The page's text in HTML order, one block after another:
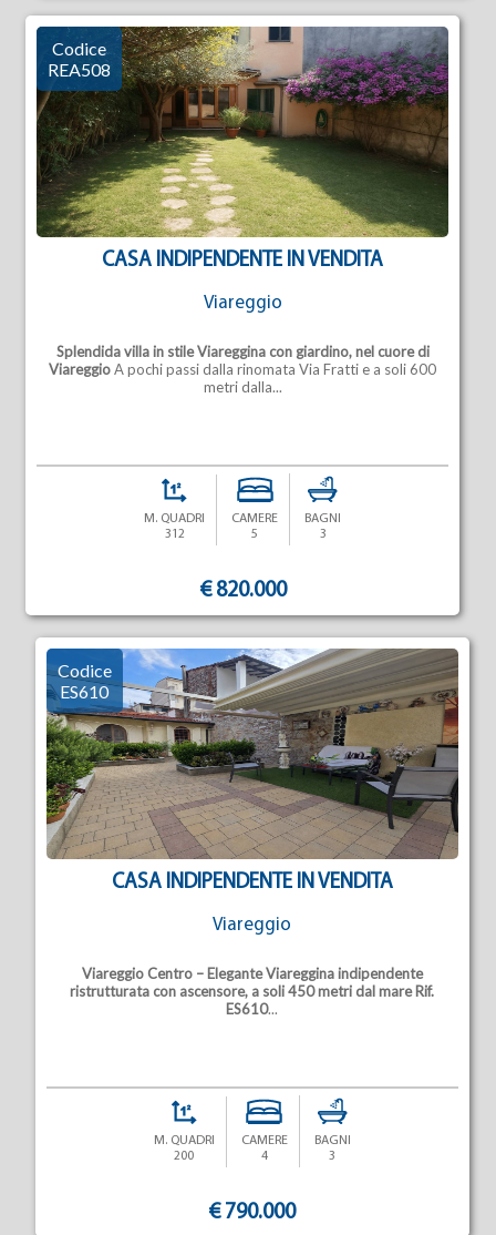
CASA INDIPENDENTE IN VENDITA
Viareggio
Codice
REA508
Splendida villa in stile Viareggina con giardino, nel cuore di
ViareggioA pochi passi dalla rinomata Via Fratti e a soli 600
metri dalla...
M. QUADRI
312
CAMERE
5
BAGNI
3
€ 820.000
CASA INDIPENDENTE IN VENDITA
Viareggio
Codice
ES610
Viareggio Centro – Elegante Viareggina indipendente
ristrutturata con ascensore, a soli 450 metri dal mare Rif.
ES610...
M. QUADRI
200
CAMERE
4
BAGNI
3
€ 790.000